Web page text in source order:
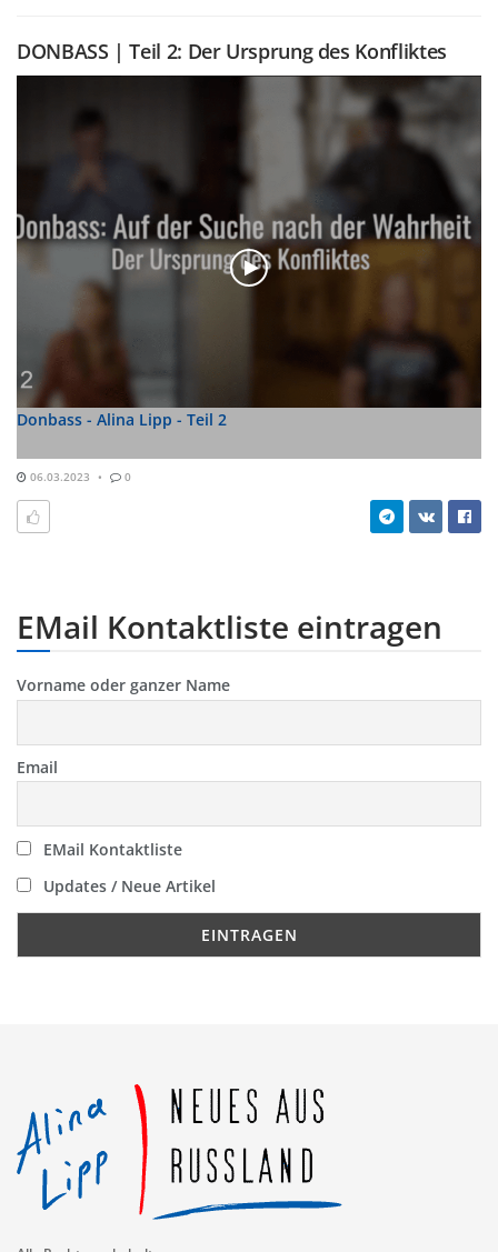
DONBASS | Teil 2: Der Ursprung des Konfliktes
Donbass - Alina Lipp - Teil 2
06.03.2023 0
EMail Kontaktliste eintragen
Vorname oder ganzer Name
Email
EMail Kontaktliste
Updates / Neue Artikel